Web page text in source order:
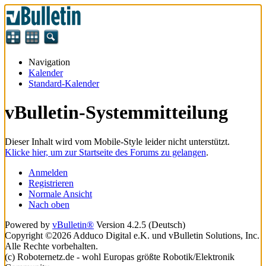
Navigation
Kalender
Standard-Kalender
vBulletin-Systemmitteilung
Dieser Inhalt wird vom Mobile-Style leider nicht unterstützt.
Klicke hier, um zur Startseite des Forums zu gelangen.
Anmelden
Registrieren
Normale Ansicht
Nach oben
Powered by vBulletin® Version 4.2.5 (Deutsch)
Copyright ©2026 Adduco Digital e.K. und vBulletin Solutions, Inc.
Alle Rechte vorbehalten.
(c) Roboternetz.de - wohl Europas größte Robotik/Elektronik